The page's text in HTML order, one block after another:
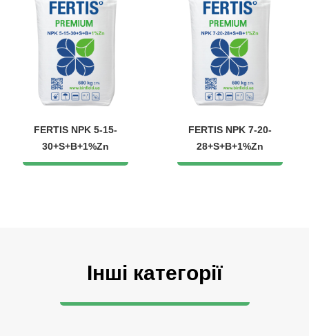
FERTIS NPK 5-15-
30+S+B+1%Zn
FERTIS NPK 7-20-
28+S+B+1%Zn
Інші категорії